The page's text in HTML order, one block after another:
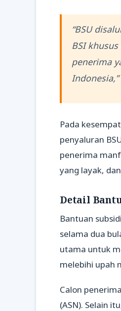
“BSU
BSI
penerima
Pada
penyaluran
penerima
yang layak,
Detail
Bantuan
selama dua
utama untuk
melebihi upah
Calon
(ASN). Selain